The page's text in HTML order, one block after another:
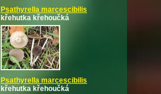
Psathyrella marcescibilis
křehutka křehoučká
Psathyrella marcescibilis
křehutka křehoučká